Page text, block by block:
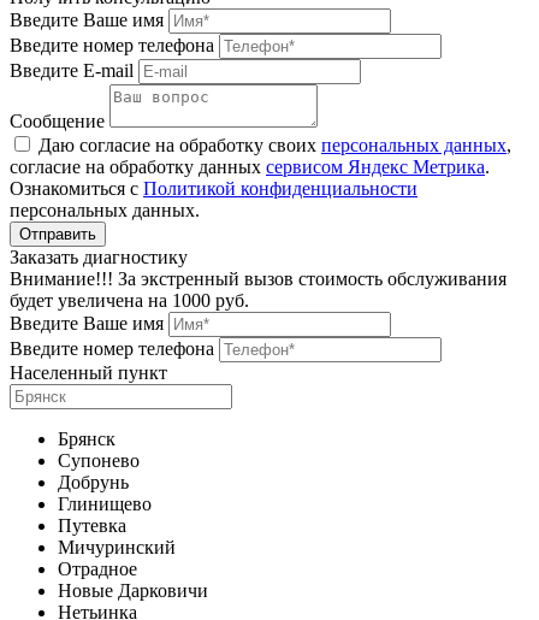
Введите Ваше имя
Введите номер телефона
Введите E-mail
Сообщение
Даю согласие на обработку своих персональных данных,
согласие на обработку данных сервисом Яндекс Метрика.
Ознакомиться с Политикой конфиденциальности
персональных данных.
Заказать диагностику
Внимание!!! За экстренный вызов стоимость обслуживания
будет увеличена на 1000 руб.
Введите Ваше имя
Введите номер телефона
Населенный пункт
Брянск
Супонево
Добрунь
Глинищево
Путевка
Мичуринский
Отрадное
Новые Дарковичи
Нетьинка